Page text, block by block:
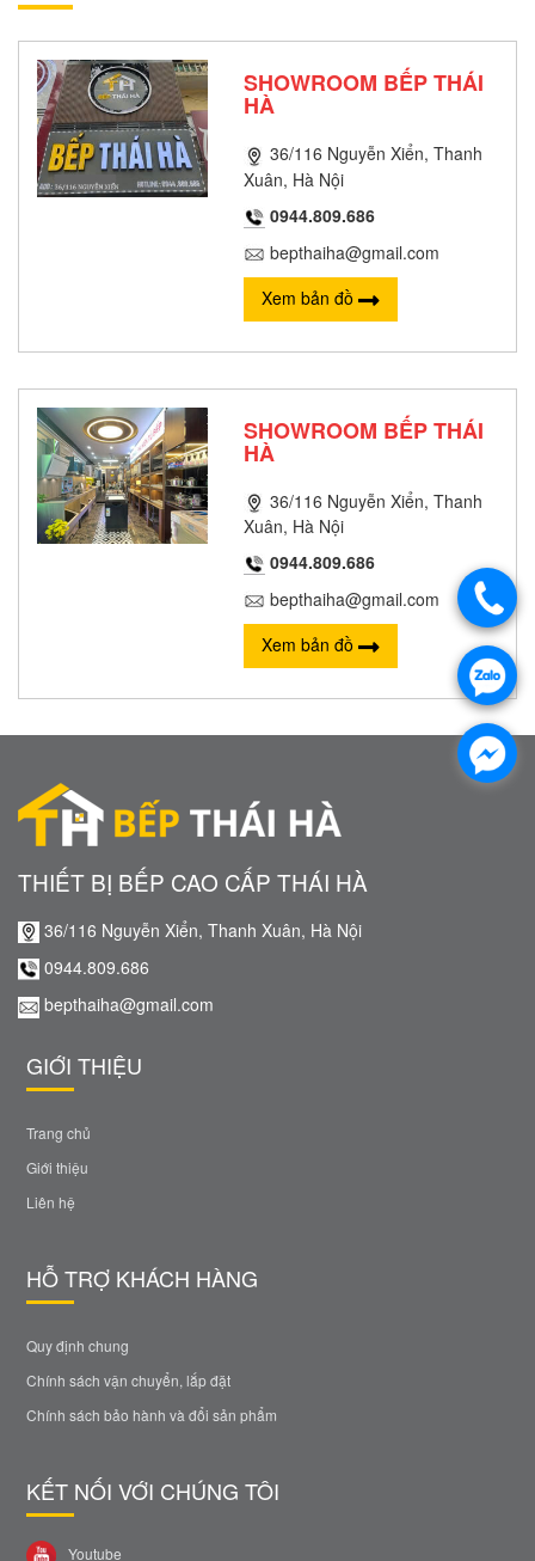
SHOWROOM BẾP THÁI
HÀ
36/116 Nguyễn Xiển, Thanh
Xuân, Hà Nội
0944.809.686
bepthaiha@gmail.com
Xem bản đồ
SHOWROOM BẾP THÁI
HÀ
36/116 Nguyễn Xiển, Thanh
Xuân, Hà Nội
0944.809.686
bepthaiha@gmail.com
Xem bản đồ
THIẾT BỊ BẾP CAO CẤP THÁI HÀ
36/116 Nguyễn Xiển, Thanh Xuân, Hà Nội
0944.809.686
bepthaiha@gmail.com
GIỚI THIỆU
Trang chủ
Giới thiệu
Liên hệ
HỖ TRỢ KHÁCH HÀNG
Quy định chung
Chính sách vận chuyển, lắp đặt
Chính sách bảo hành và đổi sản phẩm
KẾT NỐI VỚI CHÚNG TÔI
Youtube